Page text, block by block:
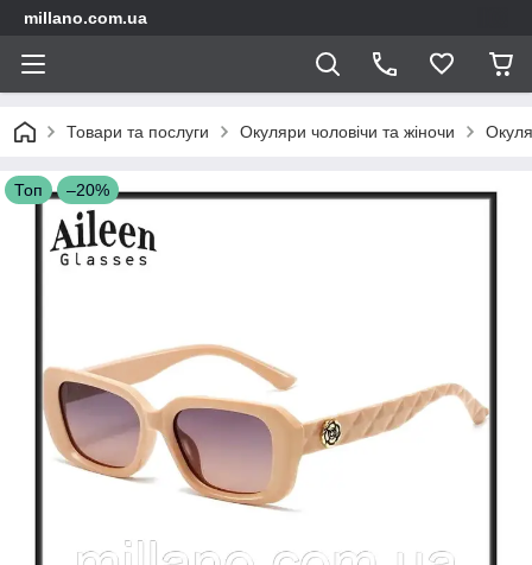
millano.com.ua
Товари та послуги Окуляри чоловічи та жіночи
Топ –20%